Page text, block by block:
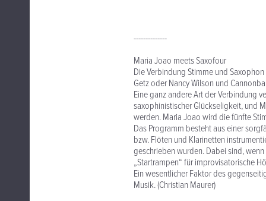
--------------
Maria Joao meets Saxofour
Die Verbindung Stimme und
Getz oder Nancy Wilson und
Eine ganz andere Art der Verbindung
saxophinistischer Glückseligkeit, und
werden. Maria Joao wird die fünfte
Das Programm besteht aus einer
bzw. Flöten und Klarinetten
geschrieben wurden. Dabei sind,
„Startrampen“ für improvisatorische
Ein wesentlicher Faktor des
Musik. (Christian Maurer)